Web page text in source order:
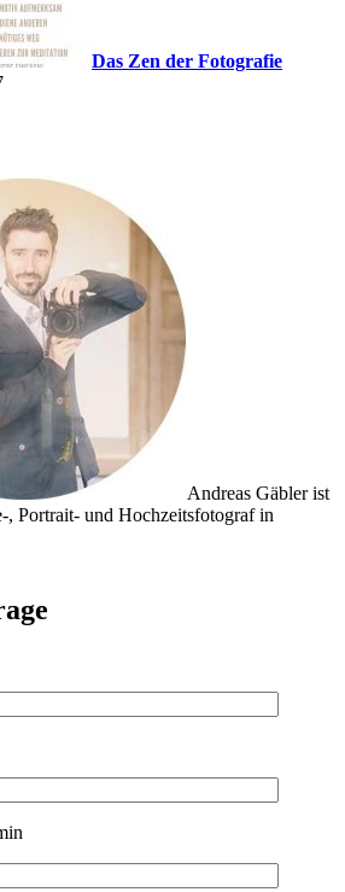
Das Zen der Fotografie
Andreas Gäbler ist
, Portrait- und Hochzeitsfotograf in